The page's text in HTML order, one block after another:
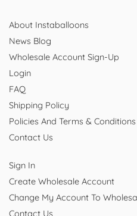
About Instaballoons
News Blog
Wholesale Account Sign-Up
Login
FAQ
Shipping Policy
Policies And Terms & Conditions
Contact Us
Sign In
Create Wholesale Account
Change My Account To
Contact Us